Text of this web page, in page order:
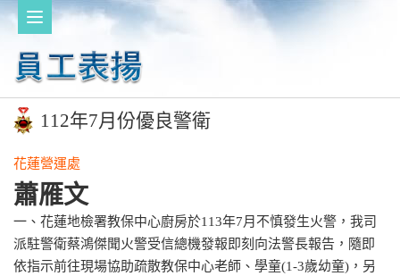
112年7月份優良警衛
花蓮營運處
蕭雁文
一、花蓮地檢署教保中心廚房於113年7月不慎發生火警，我司
派駐警衛蔡鴻傑聞火警受信總機發報即刻向法警長報告，隨即
依指示前往現場協助疏散教保中心老師、學童(1-3歲幼童)，另